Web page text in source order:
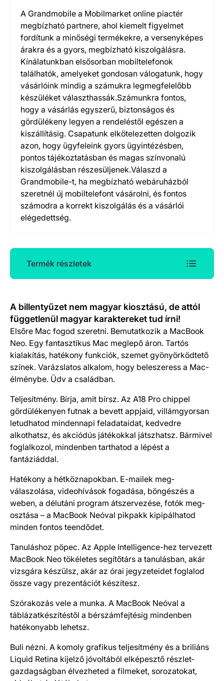
A Grandmobile a Mobilmarket online piactér
megbízható partnere, ahol kiemelt figyelmet
fordítunk a minőségi termékekre, a versenyképes
árakra és a gyors, megbízható kiszolgálásra.
Kínálatunkban elsősorban mobiltelefonok
találhatók, amelyeket gondosan válogatunk, hogy
vásárlóink mindig a számukra legmegfelelőbb
készüléket választhassák.Számunkra fontos,
hogy a vásárlás egyszerű, biztonságos és
gördülékeny legyen a rendeléstől egészen a
kiszállításig. Csapatunk elkötelezetten dolgozik
azon, hogy ügyfeleink gyors ügyintézésben,
pontos tájékoztatásban és magas színvonalú
kiszolgálásban részesüljenek.Válaszd a
Grandmobile-t, ha megbízható webáruházból
szeretnél új mobiltelefont vásárolni, és fontos
számodra a korrekt kiszolgálás és a vásárlói
elégedettség.
Termék részletek
Termék részletek
A billentyűzet nem magyar kiosztású, de attól
függetlenül magyar karaktereket tud írni!
Elsőre Mac fogod szeretni. Bemutatkozik a MacBook
Neo. Egy fantasztikus Mac meglepő áron. Tartós
kialakítás, hatékony funkciók, szemet gyönyörködtető
színek. Varázslatos alkalom, hogy beleszeress a Mac-
élménybe. Üdv a családban.
Teljesítmény. Bírja, amit bírsz. Az A18 Pro chippel
gördülékenyen futnak a bevett appjaid, villámgyorsan
letudhatod mindennapi feladataidat, kedvedre
alkothatsz, és akciódús játékokkal játszhatsz. Bármivel
foglalkozol, mindenben tarthatod a lépést a
fantáziáddal.
Hatékony a hétköznapokban. E-mailek meg­
válaszolása, video­hívások foga­dása, bön­gé­szés a
weben, a délutáni prog­ram át­szer­ve­zése, fotók meg­
osztása – a MacBook Neóval pik­pakk ki­pipál­hatod
minden fontos teendődet.
Tanuláshoz pöpec. Az Apple Intelligence-hez tervezett
MacBook Neo tökéletes segítő­társ a tanulás­ban, akár
vizsgára készülsz, akár az órai jegyzeteidet fog­la­lod
össze vagy prezentációt készítesz.
Szórakozás vele a munka. A MacBook Neóval a
táblázat­készítés­től a bérszám­fejtésig minden­ben
hatékonyabb lehetsz.
Buli nézni. A komoly grafikus teljesítmény és a briliáns
Liquid Retina kijelző jóvoltából elképesztő részlet­
gazdagságban élvezheted a filmeket, sorozatokat,